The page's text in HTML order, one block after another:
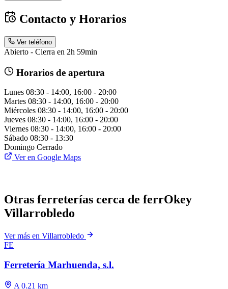
Contacto y Horarios
Ver teléfono
Abierto - Cierra en 2h 59min
Horarios de apertura
Lunes 08:30 - 14:00, 16:00 - 20:00
Martes 08:30 - 14:00, 16:00 - 20:00
Miércoles 08:30 - 14:00, 16:00 - 20:00
Jueves 08:30 - 14:00, 16:00 - 20:00
Viernes 08:30 - 14:00, 16:00 - 20:00
Sábado 08:30 - 13:30
Domingo Cerrado
Ver en Google Maps
Otras ferreterías cerca de ferrOkey
Villarrobledo
Ver más en Villarrobledo
FE
Ferretería Marhuenda, s.l.
A 0.21 km